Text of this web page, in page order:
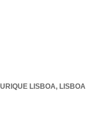
LISBOA, LISBOA